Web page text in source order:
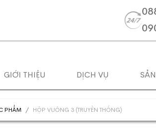
GIỚI THIỆU DỊCH VỤ
PHẨM HỘP VUÔNG 3 (TRUYỀN THỐNG)